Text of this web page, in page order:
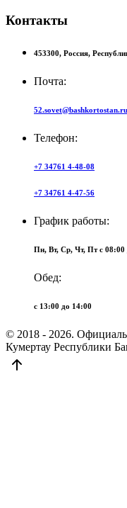
Контакты
453300, Россия,
Почта:
52.sovet@bashkortostan.ru
Телефон:
+7 34761 4-48-08
+7 34761 4-47-56
График работы:
Пн, Вт, Ср, Чт, Пт c 08:00
Обед:
c 13:00 до 14:00
© 2018 - 2026.
Кумертау Республики